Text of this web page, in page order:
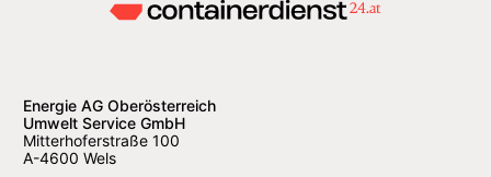
Energie AG Oberösterreich
Umwelt Service GmbH
Mitterhoferstraße 100
A-4600 Wels